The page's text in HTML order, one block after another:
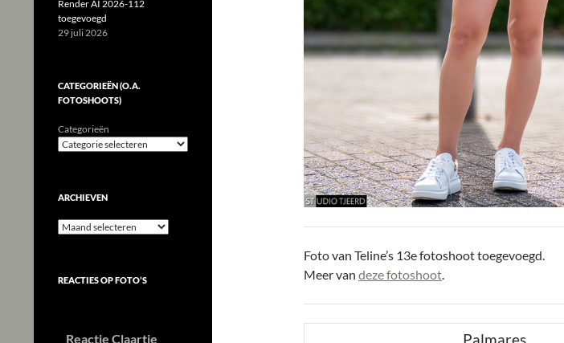
Foto van Teline’s 13e fotoshoot toegevoegd.
Meer van deze fotoshoot
Render AI 2026-112
toegevoegd
29 juli 2026
CATEGORIEËN (O.A.
FOTOSHOOTS)
Categorieën
ARCHIEVEN
Archieven
REACTIES OP FOTO’S
Reactie Claartje